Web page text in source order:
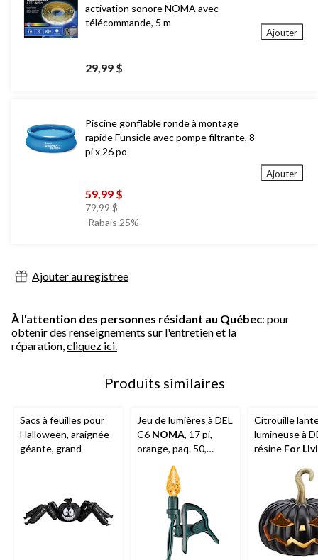
activation sonore NOMA avec
télécommande, 5 m
29,99 $
Ajouter
Piscine gonflable ronde à montage
rapide Funsicle avec pompe filtrante, 8
pi x 26 po
59,99 $
79,99 $prix
était
Rabais 25%
Ajouter
Ajouter au registree
À l'attention des personnes résidant au Québec: pour
obtenir des renseignements sur l'entretien et la
réparation,cliquez ici.
Produits similaires
Sacs à feuilles pour
Halloween, araignée
géante, grand
Jeu de lumières à DEL
C6 NOMA, 17 pi,
orange, paq. 50,
décorations
d'intérieur et
d'extérieur pour
l'Halloween
Citrouille
lumineuse à
résine For
intérieure
la lumière pour
l'Halloween